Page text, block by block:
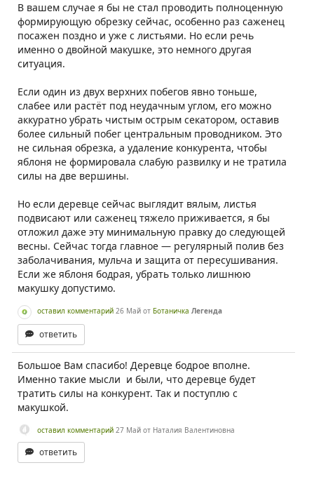
В вашем случае я бы не стал проводить полноценную
формирующую обрезку сейчас, особенно раз саженец
посажен поздно и уже с листьями. Но если речь
именно о двойной макушке, это немного другая
ситуация.
Если один из двух верхних побегов явно тоньше,
слабее или растёт под неудачным углом, его можно
аккуратно убрать чистым острым секатором, оставив
более сильный побег центральным проводником. Это
не сильная обрезка, а удаление конкурента, чтобы
яблоня не формировала слабую развилку и не тратила
силы на две вершины.
Но если деревце сейчас выглядит вялым, листья
подвисают или саженец тяжело приживается, я бы
отложил даже эту минимальную правку до следующей
весны. Сейчас тогда главное — регулярный полив без
заболачивания, мульча и защита от пересушивания.
Если же яблоня бодрая, убрать только лишнюю
макушку допустимо.
оставил комментарий 26 Май от Ботаничка Легенда
ответить
Большое Вам спасибо! Деревце бодрое вполне.
Именно такие мысли и были, что деревце будет
тратить силы на конкурент. Так и поступлю с
макушкой.
оставил комментарий 27 Май от Наталия Валентиновна
ответить